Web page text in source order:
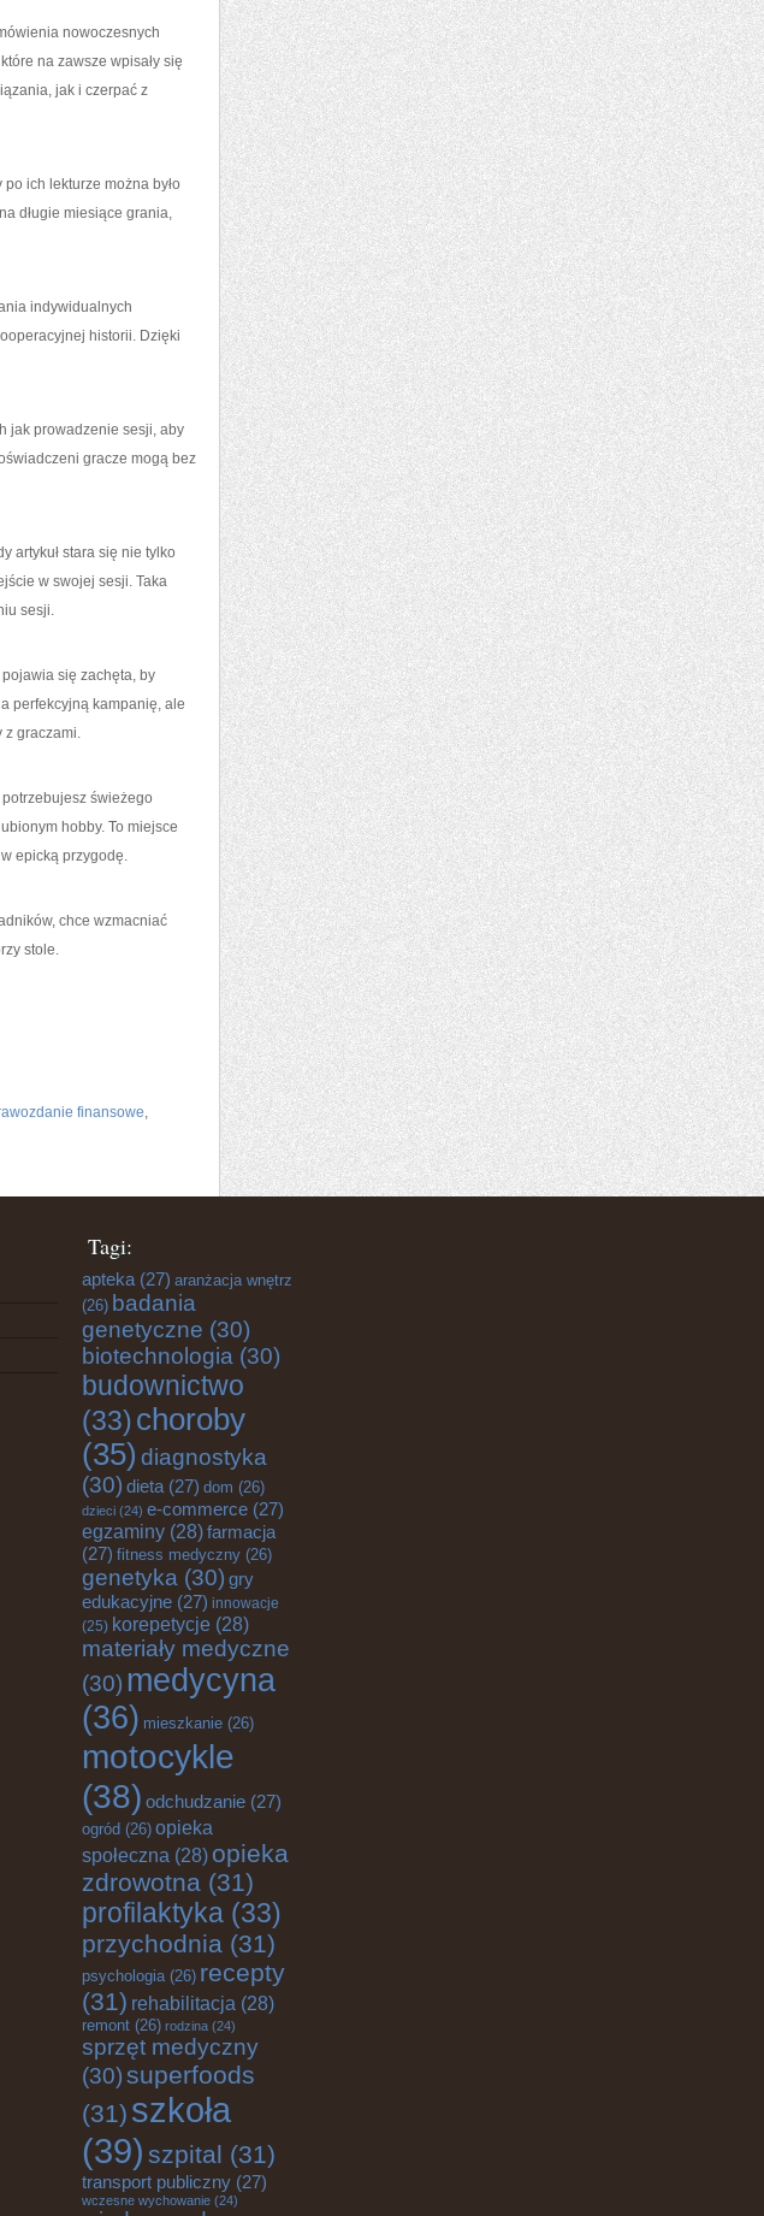
nowoczesnych
na zawsze wpisały się
jak i czerpać z
ich lekturze można było
długie miesiące grania,
indywidualnych
historii. Dzięki
jak prowadzenie sesji, aby
gracze mogą bez
artykuł stara się nie tylko
w swojej sesji. Taka
sesji.
się zachęta, by
perfekcyjną kampanię, ale
z graczami.
świeżego
hobby. To miejsce
epicką przygodę.
chce wzmacniać
stole.
finansowe,
Tagi:
apteka (27) aranżacja wnętrz
(26) badania
genetyczne (30)
biotechnologia (30)
budownictwo
(33)choroby
(35) diagnostyka
(30) dieta (27) dom (26)
dzieci (24) e-commerce (27)
egzaminy (28)farmacja
(27) fitness medyczny (26)
genetyka (30) gry
edukacyjne (27) innowacje
(25) korepetycje (28)
materiały medyczne
(30) medycyna
(36) mieszkanie (26)
motocykle
(38) odchudzanie (27)
ogród (26) opieka
społeczna (28) opieka
zdrowotna (31)
profilaktyka (33)
przychodnia (31)
psychologia(26) recepty
(31) rehabilitacja (28)
remont (26) rodzina (24)
sprzęt medyczny
(30)superfoods
(31) szkoła
(39) szpital (31)
transport publiczny (27)
wczesne wychowanie (24)